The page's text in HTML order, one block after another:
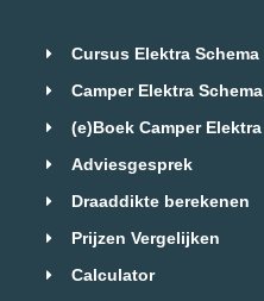
Cursus Elektra Schema
Camper Elektra Schema
(e)Boek Camper Elektra
Adviesgesprek
Draaddikte berekenen
Prijzen Vergelijken
Calculator